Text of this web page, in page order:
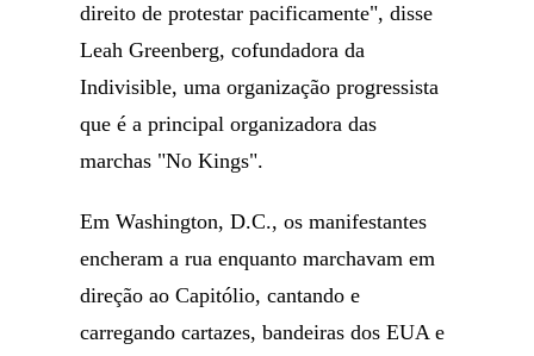
direito de protestar pacificamente", disse
Leah Greenberg, cofundadora da
Indivisible, uma organização progressista
que é a principal organizadora das
marchas "No Kings".
Em Washington, D.C., os manifestantes
encheram a rua enquanto marchavam em
direção ao Capitólio, cantando e
carregando cartazes, bandeiras dos EUA e